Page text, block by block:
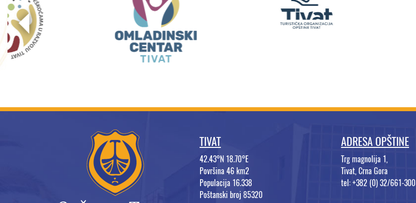
TIVAT
42.43°N 18.70°E
Površina 46 km2
Populacija 16.338
Poštanski broj 85320
ADRESA OPŠTINE
Trg magnolija 1,
Tivat, Crna Gora
tel: +382 (0) 32/661-300